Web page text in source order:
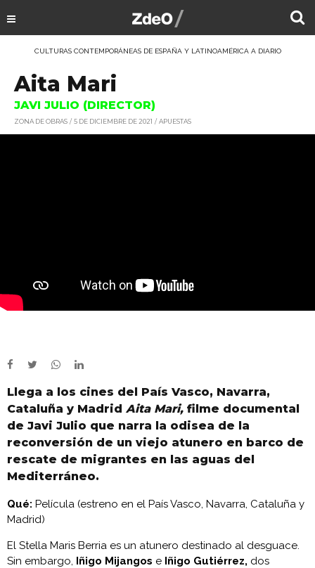
CULTURAS CONTEMPORÁNEAS DE ESPAÑA Y LATINOAMÉRICA A DIARIO
Aita Mari
JAVI JULIO (DIRECTOR)
ZONA DE OBRAS 5 DE DICIEMBRE DE 2021 APUESTAS
Llega a los cines del País Vasco, Navarra,
Cataluña y Madrid Aita Mari, filme documental
de Javi Julio que narra la odisea de la
reconversión de un viejo atunero en barco de
rescate de migrantes en las aguas del
Mediterráneo.
Qué: Película (estreno en el País Vasco, Navarra, Cataluña y
Madrid)
El Stella Maris Berria es un atunero destinado al desguace.
Sin embargo, Iñigo Mijangos e Iñigo Gutiérrez, dos